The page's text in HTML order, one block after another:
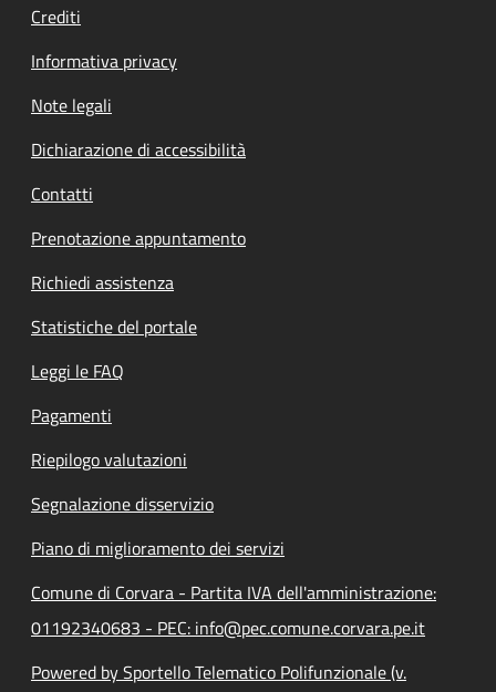
Crediti
Informativa privacy
Note legali
Dichiarazione di accessibilità
Contatti
Prenotazione appuntamento
Richiedi assistenza
Statistiche del portale
Leggi le FAQ
Pagamenti
Riepilogo valutazioni
Segnalazione disservizio
Piano di miglioramento dei servizi
Comune di Corvara - Partita IVA dell'amministrazione:
01192340683 - PEC: info@pec.comune.corvara.pe.it
Powered by Sportello Telematico Polifunzionale (v.